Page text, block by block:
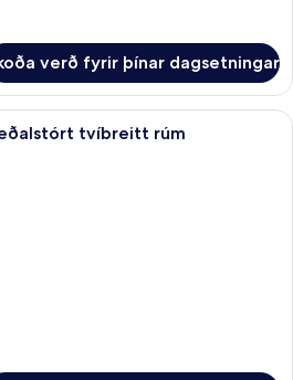
verð fyrir þínar dagsetningar
Ofnæmisprófaður sængurfatnaður,
tvíbreitt rúm